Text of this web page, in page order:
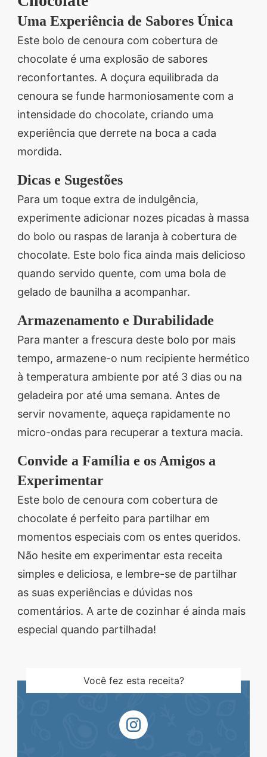
Uma Experiência de Sabores Única
Este bolo de cenoura com cobertura de
chocolate é uma explosão de sabores
reconfortantes. A doçura equilibrada da
cenoura se funde harmoniosamente com a
intensidade do chocolate, criando uma
experiência que derrete na boca a cada
mordida.
Dicas e Sugestões
Para um toque extra de indulgência,
experimente adicionar nozes picadas à massa
do bolo ou raspas de laranja à cobertura de
chocolate. Este bolo fica ainda mais delicioso
quando servido quente, com uma bola de
gelado de baunilha a acompanhar.
Armazenamento e Durabilidade
Para manter a frescura deste bolo por mais
tempo, armazene-o num recipiente hermético
à temperatura ambiente por até 3 dias ou na
geladeira por até uma semana. Antes de
servir novamente, aqueça rapidamente no
micro-ondas para recuperar a textura macia.
Convide a Família e os Amigos a
Experimentar
Este bolo de cenoura com cobertura de
chocolate é perfeito para partilhar em
momentos especiais com os entes queridos.
Não hesite em experimentar esta receita
simples e deliciosa, e lembre-se de partilhar
as suas experiências e dúvidas nos
comentários. A arte de cozinhar é ainda mais
especial quando partilhada!
Você fez esta receita?